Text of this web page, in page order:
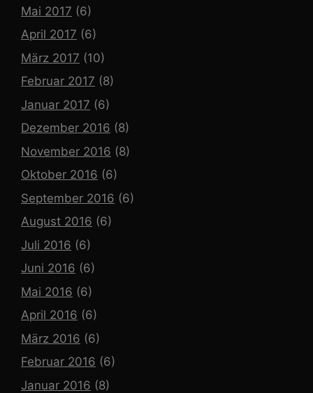
Mai 2017 (6)
April 2017 (6)
März 2017 (10)
Februar 2017 (8)
Januar 2017 (6)
Dezember 2016 (8)
November 2016 (8)
Oktober 2016 (6)
September 2016 (6)
August 2016 (6)
Juli 2016 (6)
Juni 2016 (6)
Mai 2016 (6)
April 2016 (6)
März 2016 (6)
Februar 2016 (6)
Januar 2016 (8)